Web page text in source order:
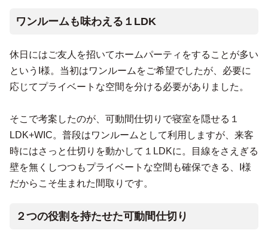
ワンルームも味わえる１LDK
休日にはご友人を招いてホームパーティをすることが多い
というI様。当初はワンルームをご希望でしたが、必要に
応じてプライベートな空間を分ける必要がありました。
そこで考案したのが、可動間仕切りで寝室を隠せる１
LDK+WIC。普段はワンルームとして利用しますが、来客
時にはさっと仕切りを動かして１LDKに。目線をさえぎる
壁を無くしつつもプライベートな空間も確保できる、I様
だからこそ生まれた間取りです。
２つの役割を持たせた可動間仕切り